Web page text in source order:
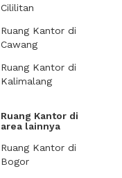
Cililitan
Ruang Kantor di
Cawang
Ruang Kantor di
Kalimalang
Ruang Kantor di
area lainnya
Ruang Kantor di
Bogor